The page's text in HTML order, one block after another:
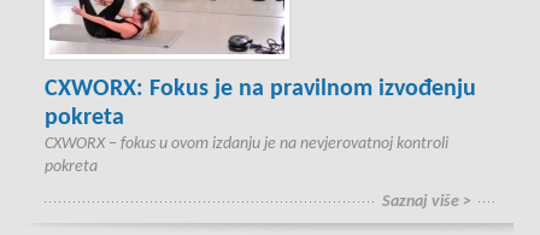
CXWORX: Fokus je na pravilnom izvođenju
pokreta
CXWORX – fokus u ovom izdanju je na nevjerovatnoj kontroli
pokreta
Saznaj više >